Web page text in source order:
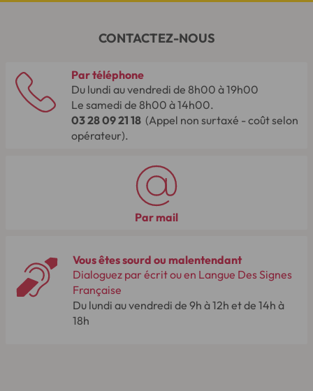
CONTACTEZ-NOUS
Par téléphone
Du lundi au vendredi de 8h00 à 19h00
Le samedi de 8h00 à 14h00.
03 28 09 21 18 (Appel non surtaxé - coût selon
opérateur).
Par mail
Vous êtes sourd ou malentendant
Dialoguez par écrit ou en Langue Des Signes
Française
Du lundi au vendredi de 9h à 12h et de 14h à
18h